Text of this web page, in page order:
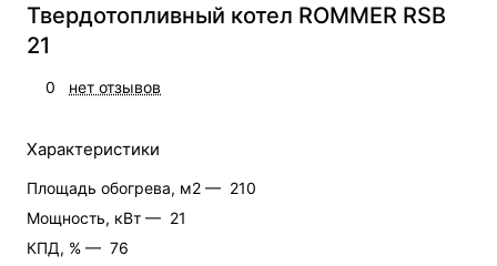
Твердотопливный котел ROMMER RSB
21
0 нет отзывов
Характеристики
Площадь обогрева, м2 — 210
Мощность, кВт — 21
КПД, % — 76